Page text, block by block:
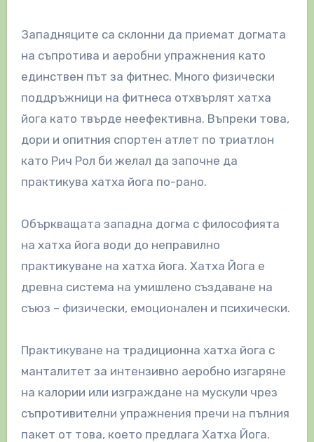
Западняците са склонни да приемат догмата
на съпротива и аеробни упражнения като
единствен път за фитнес. Много физически
поддръжници на фитнеса отхвърлят хатха
йога като твърде неефективна. Въпреки това,
дори и опитния спортен атлет по триатлон
като Рич Рол би желал да започне да
практикува хатха йога по-рано.
Объркващата западна догма с философията
на хатха йога води до неправилно
практикуване на хатха йога. Хатха Йога е
древна система на умишлено създаване на
съюз – физически, емоционален и психически.
Практикуване на традиционна хатха йога с
манталитет за интензивно аеробно изгаряне
на калории или изграждане на мускули чрез
съпротивителни упражнения пречи на пълния
пакет от това, което предлага Хатха Йога.